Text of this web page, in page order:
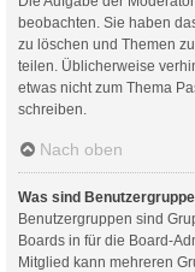
beobachten. Sie haben
zu löschen und Themen
teilen. Üblicherweise
etwas nicht zum Thema
schreiben.
Nach oben
Was sind
Benutzergruppen sind
Boards in für die Board-
Mitglied kann mehreren